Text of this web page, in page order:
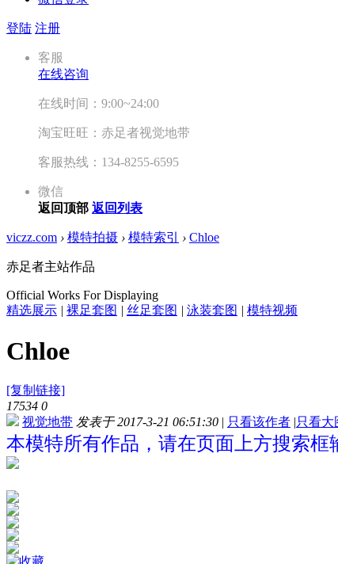
登陆 注册
客服
在线咨询
在线时间：9:00~24:00
淘宝旺旺：赤足者视觉地带
客服热线：134-8255-6595
微信
返回顶部 返回列表
viczz.com › 模特拍摄 › 模特索引 › Chloe
赤足者主站作品
Official Works For Displaying
精选展示 | 裸足套图 | 丝足套图 | 泳装套图 | 模特视频
Chloe
[复制链接]
17534 0
视觉地带 发表于 2017-3-21 06:51:30 | 只看该作者 |只看大
本模特所有作品，请在页面上方搜索框